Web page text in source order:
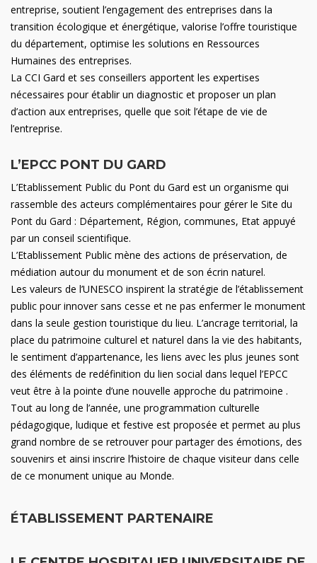
entreprise, soutient l’engagement des entreprises dans la
transition écologique et énergétique, valorise l’offre touristique
du département, optimise les solutions en Ressources
Humaines des entreprises.
La CCI Gard et ses conseillers apportent les expertises
nécessaires pour établir un diagnostic et proposer un plan
d’action aux entreprises, quelle que soit l’étape de vie de
l’entreprise.
L’EPCC PONT DU GARD
L’Etablissement Public du Pont du Gard est un organisme qui
rassemble des acteurs complémentaires pour gérer le Site du
Pont du Gard : Département, Région, communes, Etat appuyé
par un conseil scientifique.
L’Etablissement Public mène des actions de préservation, de
médiation autour du monument et de son écrin naturel.
Les valeurs de l’UNESCO inspirent la stratégie de l’établissement
public pour innover sans cesse et ne pas enfermer le monument
dans la seule gestion touristique du lieu. L’ancrage territorial, la
place du patrimoine culturel et naturel dans la vie des habitants,
le sentiment d’appartenance, les liens avec les plus jeunes sont
des éléments de redéfinition du lien social dans lequel l’EPCC
veut être à la pointe d’une nouvelle approche du patrimoine .
Tout au long de l’année, une programmation culturelle
pédagogique, ludique et festive est proposée et permet au plus
grand nombre de se retrouver pour partager des émotions, des
souvenirs et ainsi inscrire l’histoire de chaque visiteur dans celle
de ce monument unique au Monde.
ÉTABLISSEMENT PARTENAIRE